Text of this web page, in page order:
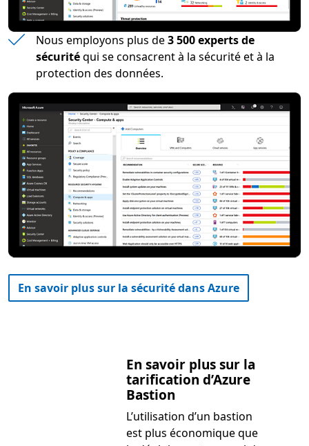
Nous employons plus de3 500 experts de
sécuritéqui se consacrent à la sécurité et à la
protection des données.
En savoir plus sur la sécurité dans Azure
En savoir plus sur la
tarification d’Azure
Bastion
L’utilisation d’un bastion
est plus économique que